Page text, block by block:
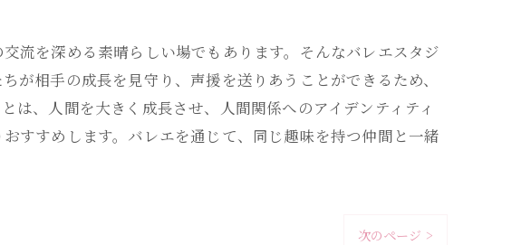
流を深める素晴らしい場でもあります。そんなバレエスタジ
相手の成長を見守り、声援を送りあうことができるため、
、人間を大きく成長させ、人間関係へのアイデンティティ
すすめします。バレエを通じて、同じ趣味を持つ仲間と一緒
次のページ >